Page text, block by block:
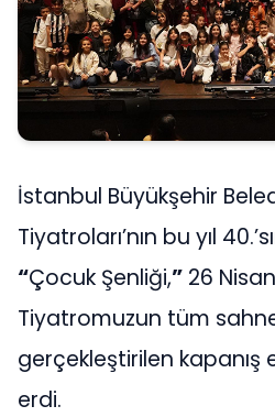
İstanbul Büyükşehir
Tiyatroları’nın bu yıl
“Çocuk Şenliği,” 26
Tiyatromuzun tüm
gerçekleştirilen kapanış
erdi.